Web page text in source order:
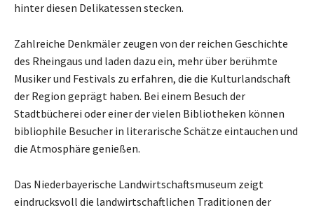
hinter diesen Delikatessen stecken.
Zahlreiche Denkmäler zeugen von der reichen Geschichte
des Rheingaus und laden dazu ein, mehr über berühmte
Musiker und Festivals zu erfahren, die die Kulturlandschaft
der Region geprägt haben. Bei einem Besuch der
Stadtbücherei oder einer der vielen Bibliotheken können
bibliophile Besucher in literarische Schätze eintauchen und
die Atmosphäre genießen.
Das Niederbayerische Landwirtschaftsmuseum zeigt
eindrucksvoll die landwirtschaftlichen Traditionen der